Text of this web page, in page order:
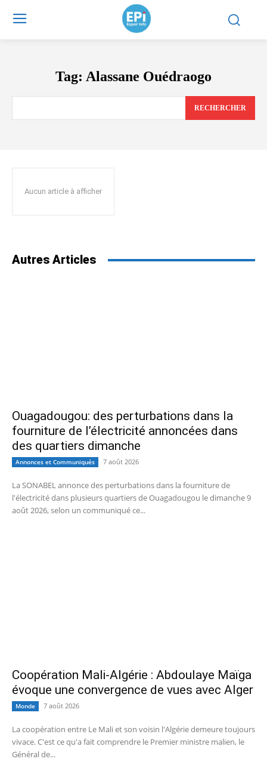
Tag: Alassane Ouédraogo
RECHERCHER
Aucun article à afficher
Autres Articles
Ouagadougou: des perturbations dans la
fourniture de l’électricité annoncées dans
des quartiers dimanche
Annonces et Communiqués 7 août 2026
La SONABEL annonce des perturbations dans la fourniture de
l'électricité dans plusieurs quartiers de Ouagadougou le dimanche 9
août 2026, selon un communiqué ce...
Coopération Mali-Algérie : Abdoulaye Maïga
évoque une convergence de vues avec Alger
Monde 7 août 2026
La coopération entre Le Mali et son voisin l'Algérie demeure toujours
vivace. C'est ce qu'a fait comprendre le Premier ministre malien, le
Général de...